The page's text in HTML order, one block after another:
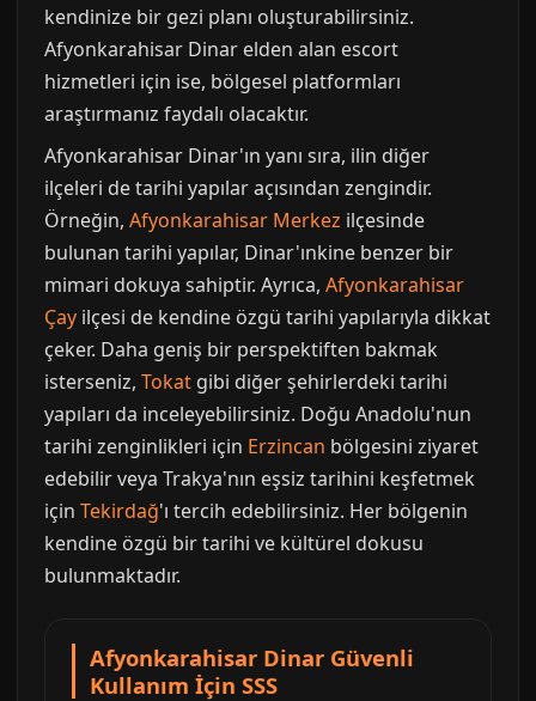
kendinize bir gezi planı oluşturabilirsiniz.
Afyonkarahisar Dinar elden alan escort
hizmetleri için ise, bölgesel platformları
araştırmanız faydalı olacaktır.
Afyonkarahisar Dinar'ın yanı sıra, ilin diğer
ilçeleri de tarihi yapılar açısından zengindir.
Örneğin, Afyonkarahisar Merkez ilçesinde
bulunan tarihi yapılar, Dinar'ınkine benzer bir
mimari dokuya sahiptir. Ayrıca, Afyonkarahisar
Çay ilçesi de kendine özgü tarihi yapılarıyla dikkat
çeker. Daha geniş bir perspektiften bakmak
isterseniz, Tokat gibi diğer şehirlerdeki tarihi
yapıları da inceleyebilirsiniz. Doğu Anadolu'nun
tarihi zenginlikleri için Erzincan bölgesini ziyaret
edebilir veya Trakya'nın eşsiz tarihini keşfetmek
için Tekirdağ'ı tercih edebilirsiniz. Her bölgenin
kendine özgü bir tarihi ve kültürel dokusu
bulunmaktadır.
Afyonkarahisar Dinar Güvenli
Kullanım İçin SSS